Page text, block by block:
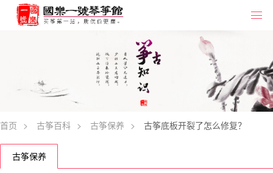
首页 > 古筝百科 > 古筝保养 > 古筝底板开裂了怎么修复？
古筝保养